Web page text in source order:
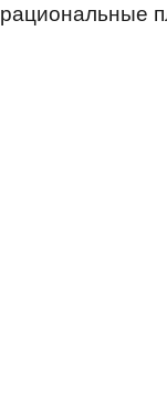
рациональные